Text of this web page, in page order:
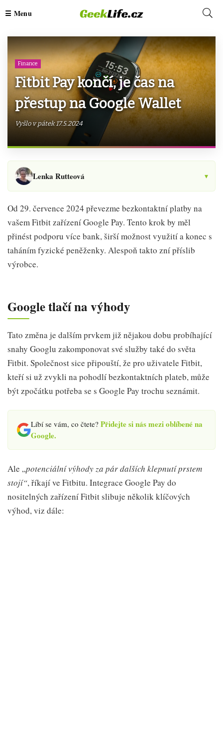
Finance
Fitbit Pay končí, je čas na
přestup na Google Wallet
Vyšlo v pátek 17.5.2024
Lenka Rutteová ▾
Od 29. července 2024 převezme bezkontaktní platby na
vašem Fitbit zařízení Google Pay. Tento krok by měl
přinést podporu více bank, širší možnost využití a konec s
taháním fyzické peněženky. Alespoň takto zní příslib
výrobce.
Google tlačí na výhody
Tato změna je dalším prvkem již nějakou dobu probíhající
snahy Googlu zakomponovat své služby také do světa
Fitbit. Společnost sice připouští, že pro uživatele Fitbit,
kteří si už zvykli na pohodlí bezkontaktních plateb, může
být zpočátku potřeba se s Google Pay trochu seznámit.
Líbí se vám, co čtete? Přidejte si nás mezi oblíbené na
Google.
Ale „potenciální výhody za pár dalších klepnutí prstem
stojí“, říkají ve Fitbitu. Integrace Google Pay do
nositelných zařízení Fitbit slibuje několik klíčových
výhod, viz dále: